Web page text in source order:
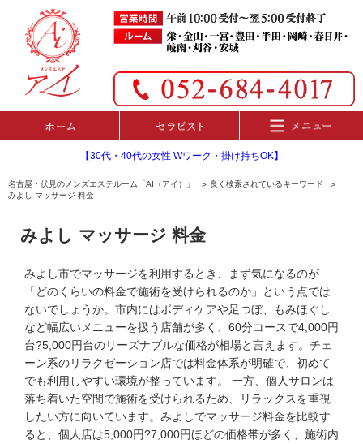
【30代・40代の女性 Wワーク・掛け持ちOK】
名古屋・伏見のメンズエステルーム「AI（アイ）」
良く検索されているキーワード
みよし マッサージ 料金
みよし マッサージ 料金
みよし市でマッサージを利用するとき、まず気になるのが
「どのくらいの料金で施術を受けられるのか」という点では
ないでしょうか。市内にはボディケアや足つぼ、もみほぐし
など幅広いメニューを扱う店舗が多く、60分コースで4,000円
台?5,000円台のリーズナブルな価格が相場と言えます。チェ
ーン系のリラクゼーション店では料金体系が明確で、初めて
でも利用しやすい環境が整っています。 一方、個人サロンは
落ち着いた空間で施術を受けられるため、リラックスを重視
したい方に向いています。みよしでマッサージ料金を比較す
ると、個人店は5,000円?7,000円ほどの価格帯が多く、施術内